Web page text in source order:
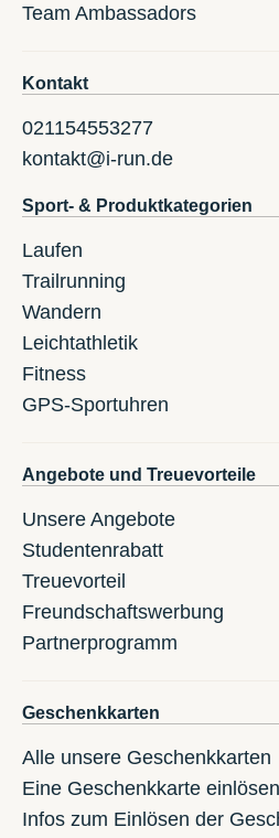
Team Ambassadors
Kontakt
021154553277
kontakt@i-run.de
Sport- & Produktkategorien
Laufen
Trailrunning
Wandern
Leichtathletik
Fitness
GPS-Sportuhren
Angebote und Treuevorteile
Unsere Angebote
Studentenrabatt
Treuevorteil
Freundschaftswerbung
Partnerprogramm
Geschenkkarten
Alle unsere Geschenkkarten
Eine Geschenkkarte einlösen
Infos zum Einlösen der